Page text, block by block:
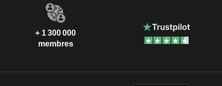
+ 1 300 000
membres